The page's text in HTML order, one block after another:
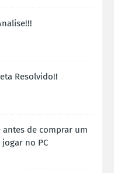
Resolvido!!
antes de comprar um
no PC